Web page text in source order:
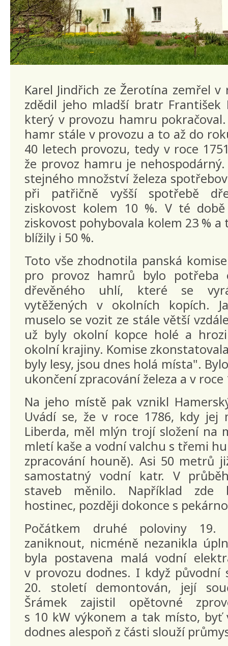
Karel Jindřich ze Žerotína zemřel v
zdědil jeho mladší bratr František
který v provozu hamru
hamr stále v provozu a to až do
40 letech provozu, tedy v roce
že provoz hamru je
stejného množství železa
při patřičně vyšší spotřebě
ziskovost kolem 10 %. V té
ziskovost pohybovala kolem 23 %
blížily i 50 %.
Toto vše zhodnotila panská
pro provoz hamrů bylo potřeba
dřevěného uhlí, které se
vytěžených v okolních kopích.
muselo se vozit ze stále větší
už byly okolní kopce holé a
okolní krajiny. Komise
byly lesy, jsou dnes holá místa".
ukončení zpracování železa a v
Na jeho místě pak vznikl
Uvádí se, že v roce 1786, kdy jej
Liberda, měl mlýn trojí složení na
mletí kaše a vodní valchu s třemi
zpracování houně). Asi 50 metrů
samostatný vodní katr. V
staveb měnilo. Například zde
hostinec, později dokonce s
Počátkem druhé poloviny
zaniknout, nicméně nezanikla
byla postavena malá vodní
v provozu dodnes. I když
20. století demontován, její
Šrámek zajistil opětovné
s 10 kW výkonem a tak místo, byť
dodnes alespoň z části slouží